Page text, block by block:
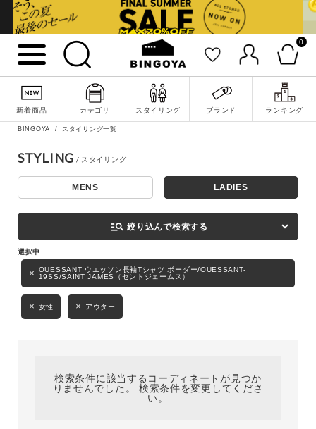
0
新着商品 カテゴリ スタイリング ブランド ランキング
詳細検索
性別
BINGOYA スタイリング一覧
STYLING
MENS LADIES
manage_search 絞り込んで検索する
OUESSANT ウエッソン長袖Tシャツ ボーダー/OUESSANT-
19SS/SAINT JAMES（セントジェームス）
女性 アウター
検索条件に該当するコーディネートが見つか
りませんでした。 検索条件を変更してくださ
い。